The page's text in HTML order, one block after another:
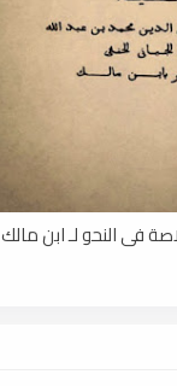
فى النحو لـ ابن مالك